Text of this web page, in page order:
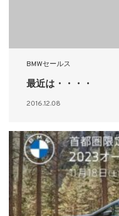
BMWセールス
最近は・・・・
2016.12.08